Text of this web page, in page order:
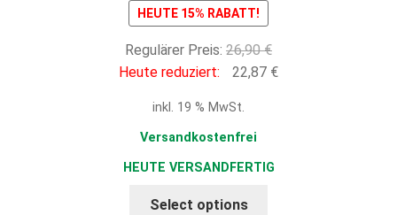
HEUTE 15% RABATT!
Regulärer Preis: 26,90€Ursprünglicher
Preis
Heute reduziert: 22,87 €Aktueller
inkl. 19 % MwSt.
Versandkostenfrei
HEUTE VERSANDFERTIG
Select options